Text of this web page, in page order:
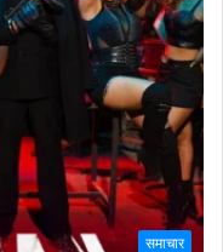
समाचार